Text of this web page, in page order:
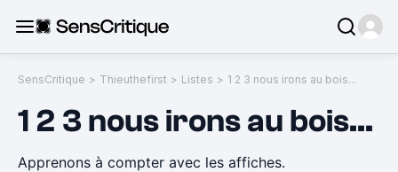
SensCritique > Thieuthefirst > Listes > 1 2 3 nous irons au bois...
1 2 3 nous irons au bois...
Apprenons à compter avec les affiches.